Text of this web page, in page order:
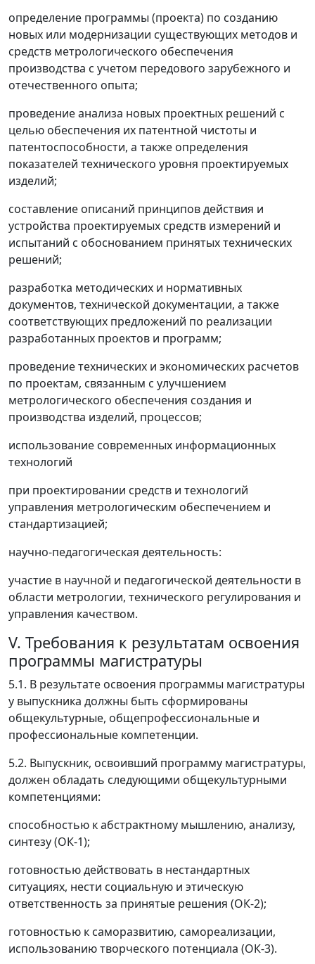
определение программы (проекта) по созданию
новых или модернизации существующих методов и
средств метрологического обеспечения
производства с учетом передового зарубежного и
отечественного опыта;
проведение анализа новых проектных решений с
целью обеспечения их патентной чистоты и
патентоспособности, а также определения
показателей технического уровня проектируемых
изделий;
составление описаний принципов действия и
устройства проектируемых средств измерений и
испытаний с обоснованием принятых технических
решений;
разработка методических и нормативных
документов, технической документации, а также
соответствующих предложений по реализации
разработанных проектов и программ;
проведение технических и экономических расчетов
по проектам, связанным с улучшением
метрологического обеспечения создания и
производства изделий, процессов;
использование современных информационных
технологий
при проектировании средств и технологий
управления метрологическим обеспечением и
стандартизацией;
научно-педагогическая деятельность:
участие в научной и педагогической деятельности в
области метрологии, технического регулирования и
управления качеством.
V. Требования к результатам освоения
программы магистратуры
5.1. В результате освоения программы магистратуры
у выпускника должны быть сформированы
общекультурные, общепрофессиональные и
профессиональные компетенции.
5.2. Выпускник, освоивший программу магистратуры,
должен обладать следующими общекультурными
компетенциями:
способностью к абстрактному мышлению, анализу,
синтезу (ОК-1);
готовностью действовать в нестандартных
ситуациях, нести социальную и этическую
ответственность за принятые решения (ОК-2);
готовностью к саморазвитию, самореализации,
использованию творческого потенциала (ОК-3).